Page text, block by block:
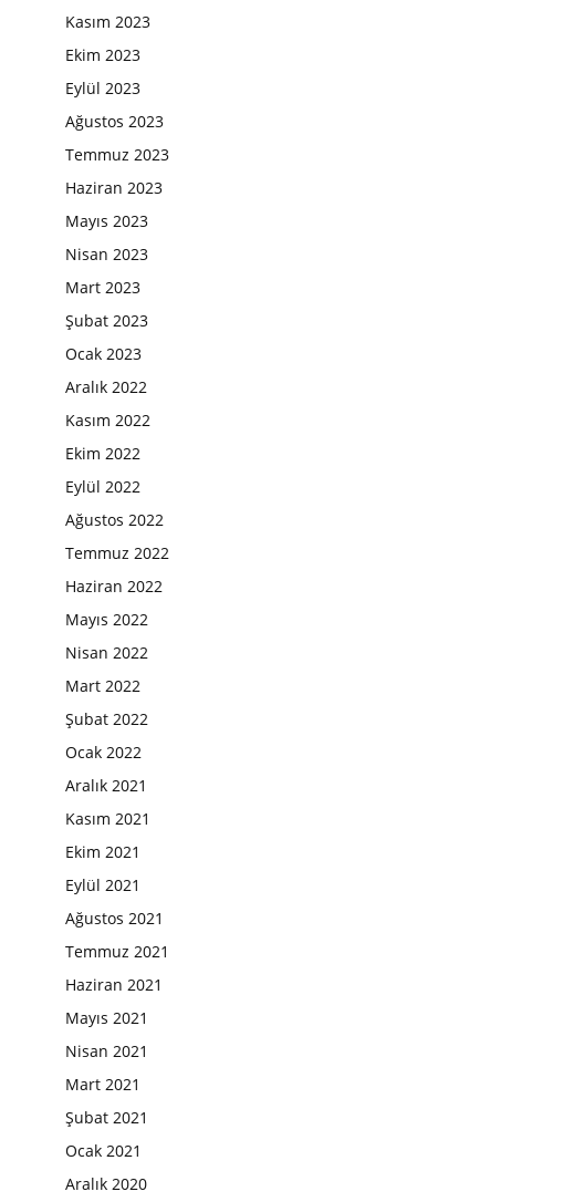
Kasım 2023
Ekim 2023
Eylül 2023
Ağustos 2023
Temmuz 2023
Haziran 2023
Mayıs 2023
Nisan 2023
Mart 2023
Şubat 2023
Ocak 2023
Aralık 2022
Kasım 2022
Ekim 2022
Eylül 2022
Ağustos 2022
Temmuz 2022
Haziran 2022
Mayıs 2022
Nisan 2022
Mart 2022
Şubat 2022
Ocak 2022
Aralık 2021
Kasım 2021
Ekim 2021
Eylül 2021
Ağustos 2021
Temmuz 2021
Haziran 2021
Mayıs 2021
Nisan 2021
Mart 2021
Şubat 2021
Ocak 2021
Aralık 2020